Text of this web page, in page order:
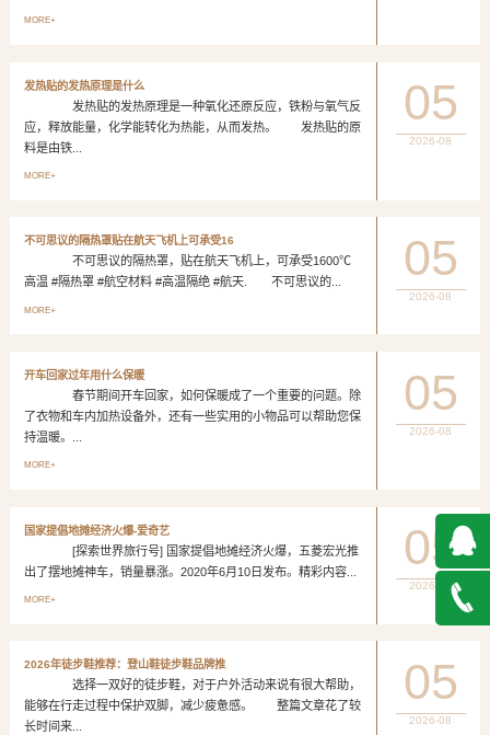
MORE+
发热贴的发热原理是什么
发热贴的发热原理是一种氧化还原反应，铁粉与氧气反
应，释放能量，化学能转化为热能，从而发热。 发热贴的原
料是由铁...
MORE+
05
2026-08
不可思议的隔热罩贴在航天飞机上可承受16
不可思议的隔热罩，贴在航天飞机上，可承受1600℃
高温 #隔热罩 #航空材料 #高温隔绝 #航天. 不可思议的...
MORE+
05
2026-08
开车回家过年用什么保暖
春节期间开车回家，如何保暖成了一个重要的问题。除
了衣物和车内加热设备外，还有一些实用的小物品可以帮助您保
持温暖。...
MORE+
05
2026-08
国家提倡地摊经济火爆-爱奇艺
[探索世界旅行号] 国家提倡地摊经济火爆，五菱宏光推
出了摆地摊神车，销量暴涨。2020年6月10日发布。精彩内容...
MORE+
05
2026-08
2026年徒步鞋推荐：登山鞋徒步鞋品牌推
选择一双好的徒步鞋，对于户外活动来说有很大帮助，
能够在行走过程中保护双脚，减少疲惫感。 整篇文章花了较
长时间来...
05
2026-08
QQ在